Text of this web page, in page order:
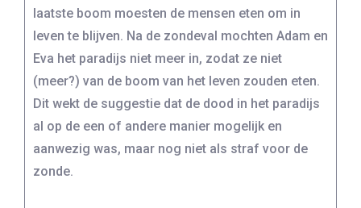
laatste boom moesten de mensen eten om in
leven te blijven. Na de zondeval mochten Adam en
Eva het paradijs niet meer in, zodat ze niet
(meer?) van de boom van het leven zouden eten.
Dit wekt de suggestie dat de dood in het paradijs
al op de een of andere manier mogelijk en
aanwezig was, maar nog niet als straf voor de
zonde.